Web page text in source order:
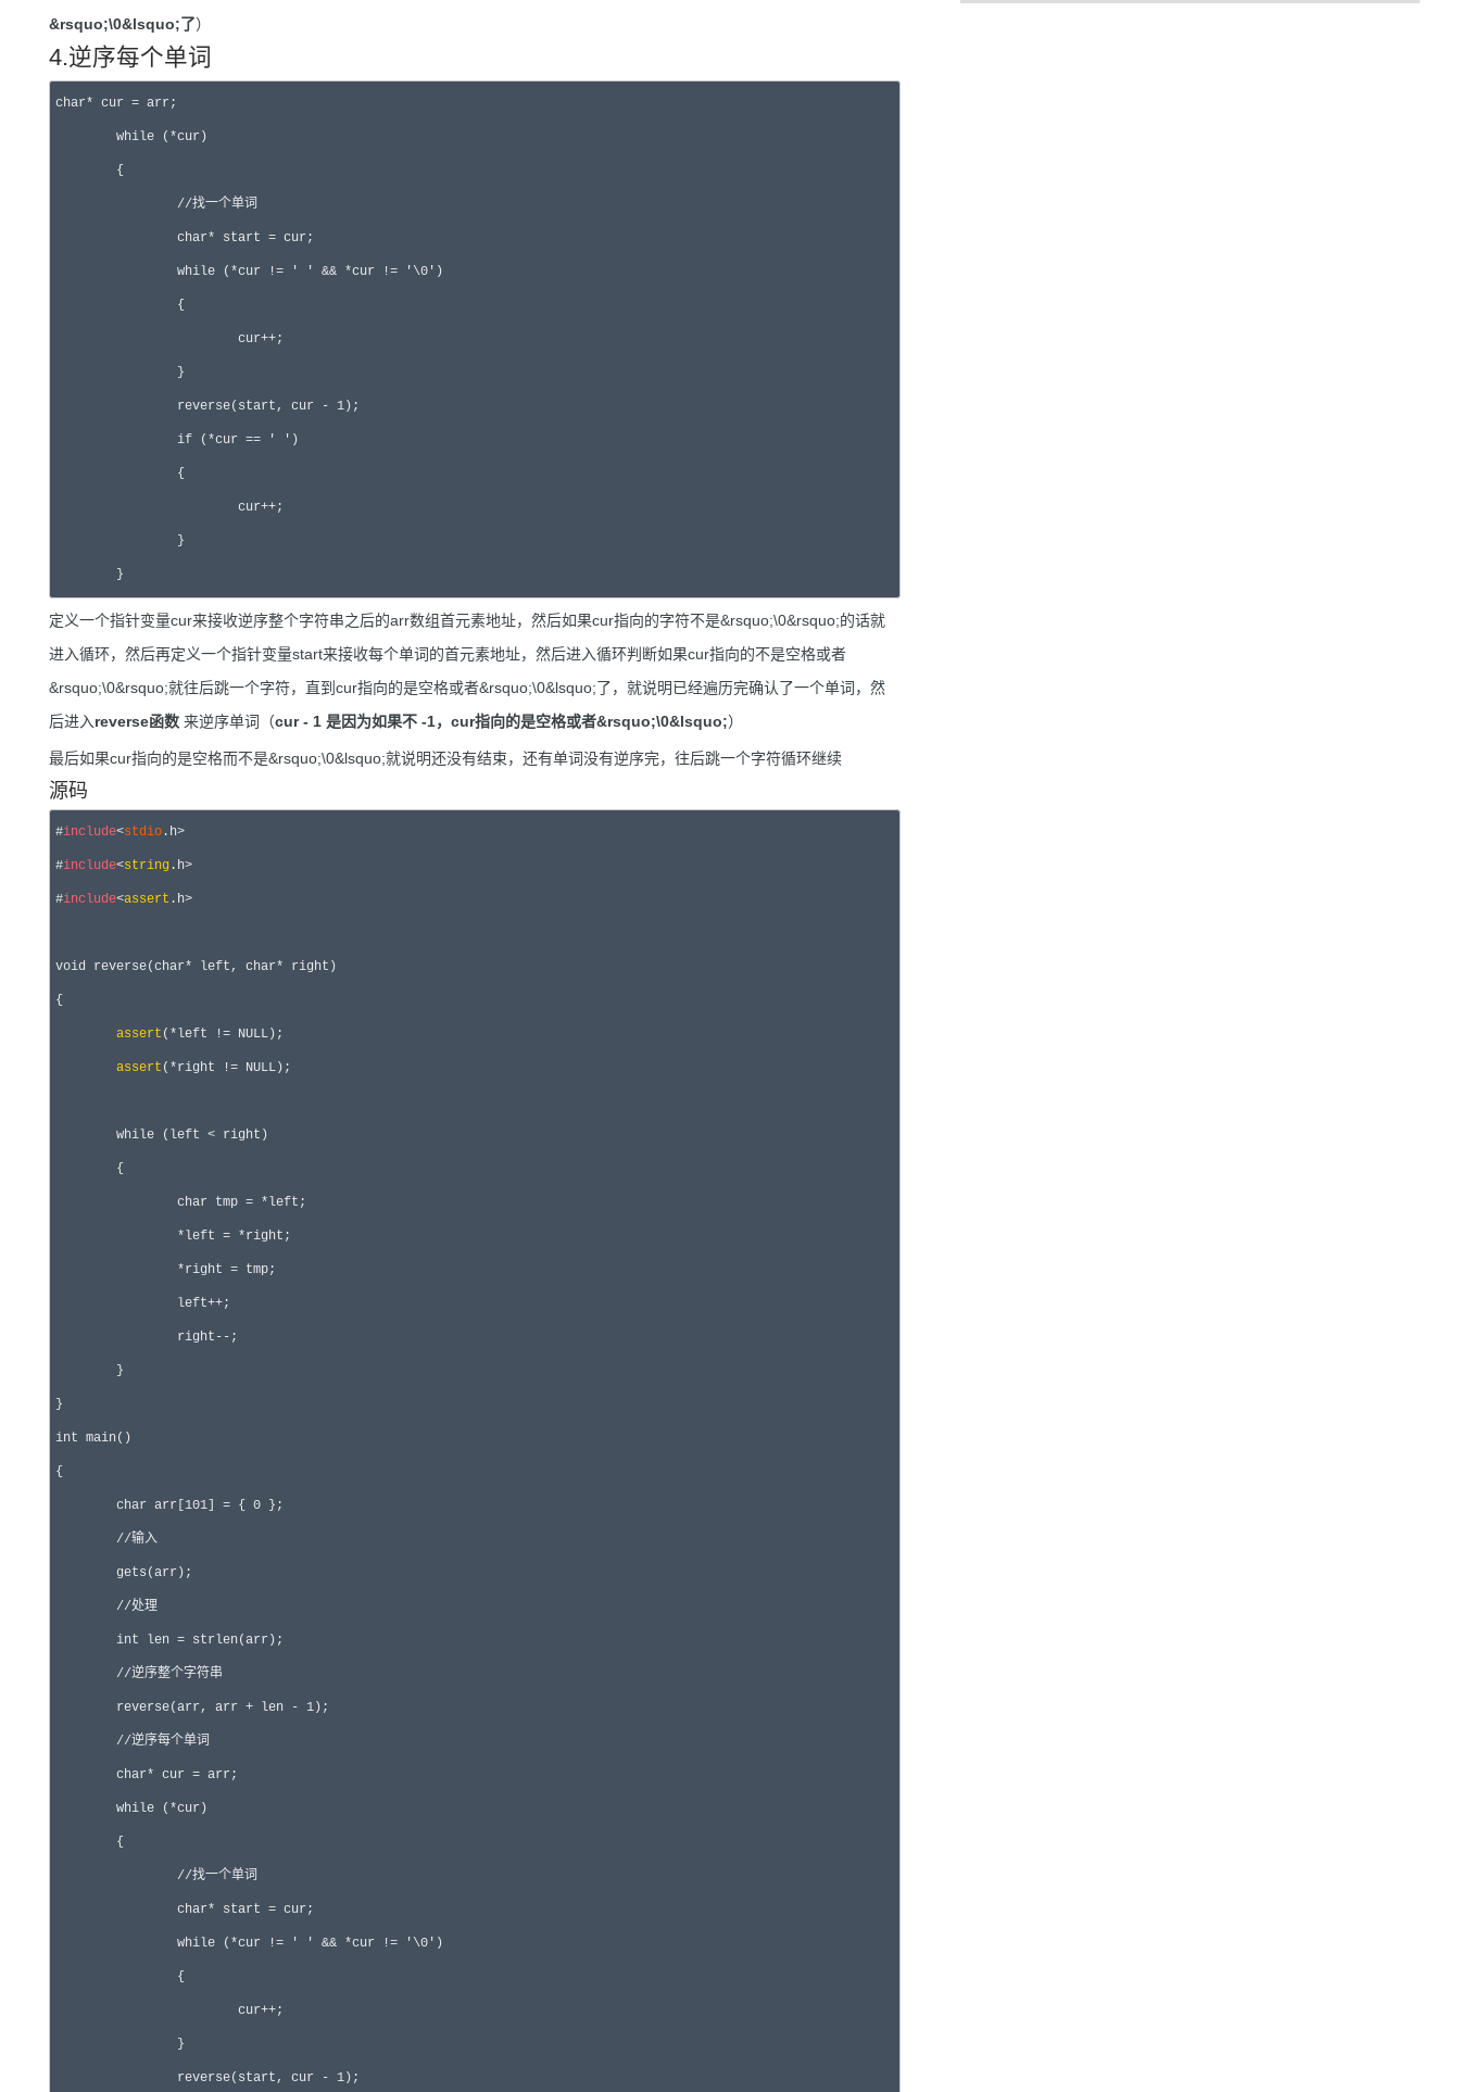
&rsquo;\0&lsquo;了）
4.逆序每个单词
char* cur = arr;
	}
定义一个指针变量cur来接收逆序整个字符串之后的arr数组首元素地址，然后如果cur指向的字符不是&rsquo;\0&rsquo;的话就
进入循环，然后再定义一个指针变量start来接收每个单词的首元素地址，然后进入循环判断如果cur指向的不是空格或者
&rsquo;\0&rsquo;就往后跳一个字符，直到cur指向的是空格或者&rsquo;\0&lsquo;了，就说明已经遍历完确认了一个单词，然
后进入reverse函数 来逆序单词（cur - 1 是因为如果不 -1，cur指向的是空格或者&rsquo;\0&lsquo;）
最后如果cur指向的是空格而不是&rsquo;\0&lsquo;就说明还没有结束，还有单词没有逆序完，往后跳一个字符循环继续
源码
#include<stdio .h>
#include<string .h>
#include<assert .h>
void reverse(char* left, char* right)
{
assert (*left != NULL);
assert (*right != NULL);
}
int main()
{